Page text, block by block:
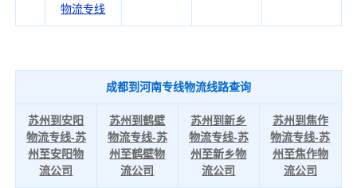
物流专线
成都到河南专线物流线路查询
苏州到安阳
物流专线-苏
州至安阳物
流公司
苏州到鹤壁
物流专线-苏
州至鹤壁物
流公司
苏州到新乡
物流专线-苏
州至新乡物
流公司
苏州到焦作
物流专线-苏
州至焦作物
流公司